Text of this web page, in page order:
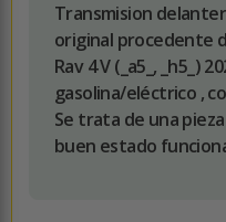
Transmision
original procedente
Rav 4 V (_a5_, _h5_)
gasolina/eléctrico ,
Se trata de una
buen estado